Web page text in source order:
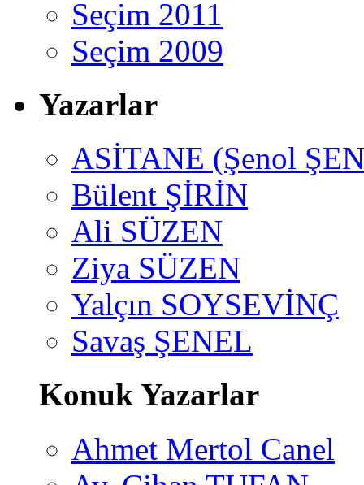
Seçim 2011
Seçim 2009
Yazarlar
ASİTANE (Şenol
Bülent ŞİRİN
Ali SÜZEN
Ziya SÜZEN
Yalçın SOYSEVİNÇ
Savaş ŞENEL
Konuk Yazarlar
Ahmet Mertol Canel